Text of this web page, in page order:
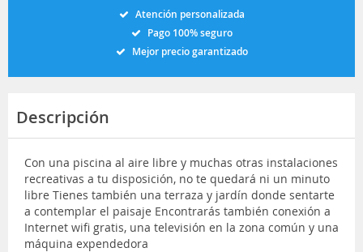
Atención personalizada
Pago 100% seguro
Mejor precio garantizado
Descripción
Con una piscina al aire libre y muchas otras instalaciones
recreativas a tu disposición, no te quedará ni un minuto
libre Tienes también una terraza y jardín donde sentarte
a contemplar el paisaje Encontrarás también conexión a
Internet wifi gratis, una televisión en la zona común y una
máquina expendedora